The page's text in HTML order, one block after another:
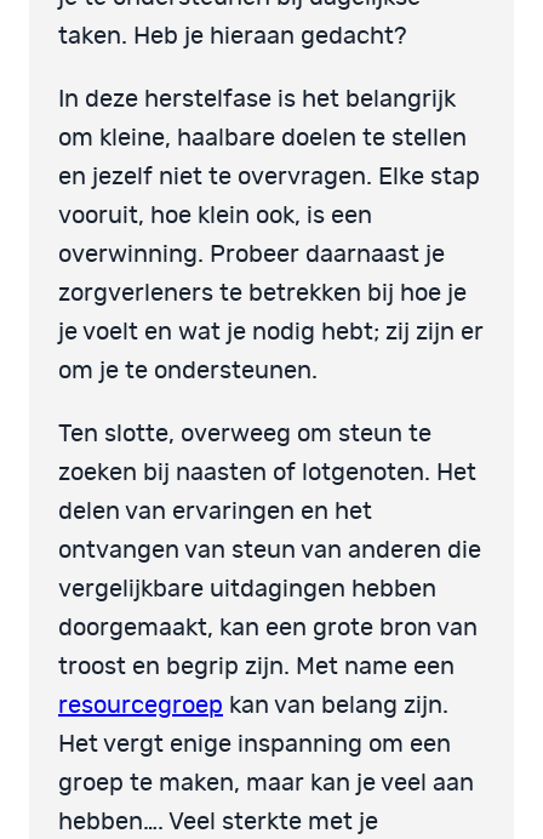
taken. Heb je hieraan gedacht?
In deze herstelfase is het belangrijk
om kleine, haalbare doelen te stellen
en jezelf niet te overvragen. Elke stap
vooruit, hoe klein ook, is een
overwinning. Probeer daarnaast je
zorgverleners te betrekken bij hoe je
je voelt en wat je nodig hebt; zij zijn er
om je te ondersteunen.
Ten slotte, overweeg om steun te
zoeken bij naasten of lotgenoten. Het
delen van ervaringen en het
ontvangen van steun van anderen die
vergelijkbare uitdagingen hebben
doorgemaakt, kan een grote bron van
troost en begrip zijn. Met name een
resourcegroep kan van belang zijn.
Het vergt enige inspanning om een
groep te maken, maar kan je veel aan
hebben…. Veel sterkte met je